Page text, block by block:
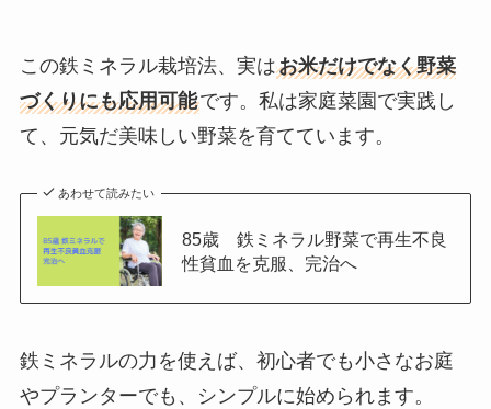
この鉄ミネラル栽培法、実はお米だけでなく野菜
づくりにも応用可能です。私は家庭菜園で実践し
て、元気だ美味しい野菜を育てています。
あわせて読みたい
85歳 鉄ミネラル野菜で再生不良
性貧血を克服、完治へ
鉄ミネラルの力を使えば、初心者でも小さなお庭
やプランターでも、シンプルに始められます。